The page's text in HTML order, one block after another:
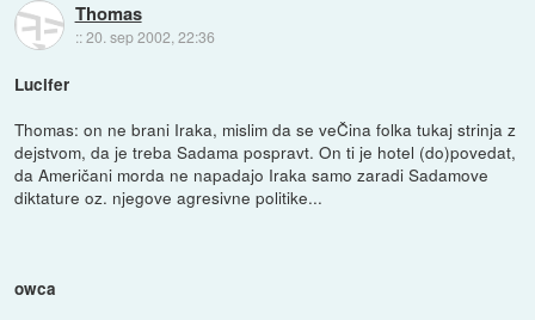
Thomas
::20. sep 2002, 22:36
Lucifer
Thomas: on ne brani Iraka, mislim da se veČina folka tukaj strinja z
dejstvom, da je treba Sadama pospravt. On ti je hotel (do)povedat,
da Američani morda ne napadajo Iraka samo zaradi Sadamove
diktature oz. njegove agresivne politike...
owca